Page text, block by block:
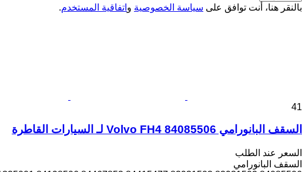
بالنقر هنا، أنت توافق على سياسة الخصوصية و اتفاقية المستخدم.
41
السقف البانورامي Volvo FH4 84085506 لـ السيارات القاطرة
السعر عند الطلب
السقف البانورامي